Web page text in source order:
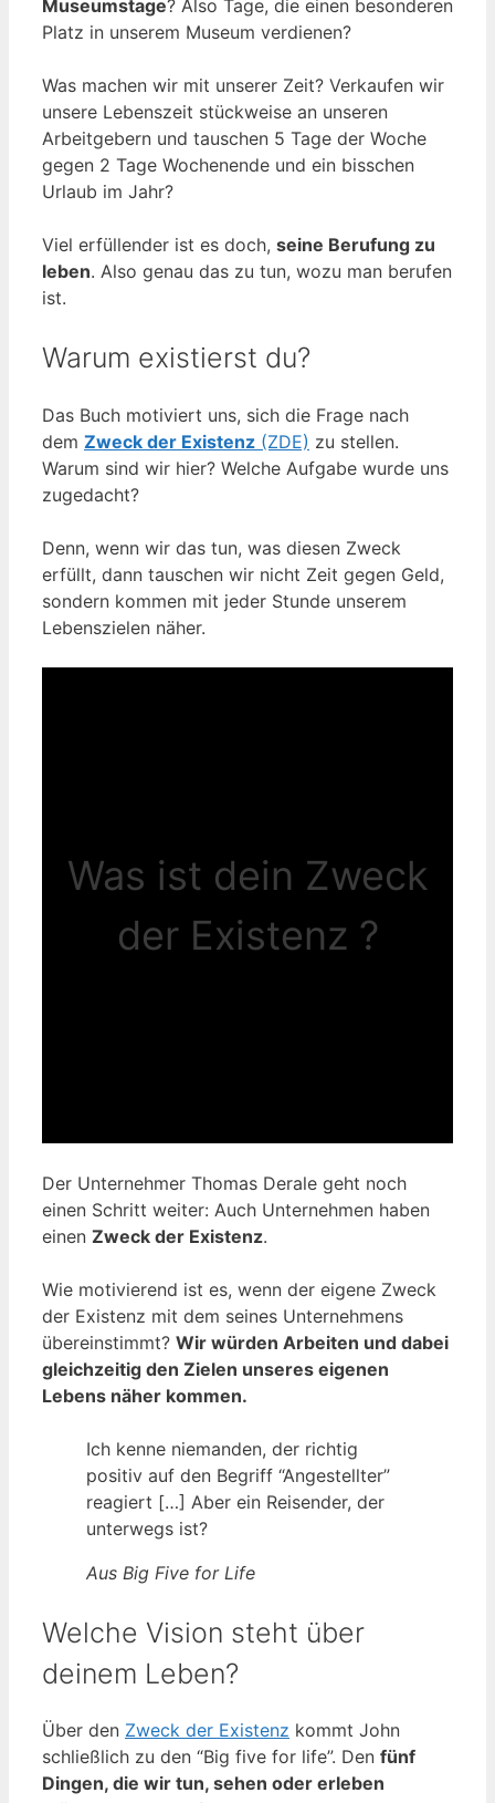
Museumstage? Also Tage, die einen besonderen
Platz in unserem Museum verdienen?
Was machen wir mit unserer Zeit? Verkaufen wir
unsere Lebenszeit stückweise an unseren
Arbeitgebern und tauschen 5 Tage der Woche
gegen 2 Tage Wochenende und ein bisschen
Urlaub im Jahr?
Viel erfüllender ist es doch, seine Berufung zu
leben. Also genau das zu tun, wozu man berufen
ist.
Warum existierst du?
Das Buch motiviert uns, sich die Frage nach
dem Zweck der Existenz (ZDE) zu stellen.
Warum sind wir hier? Welche Aufgabe wurde uns
zugedacht?
Denn, wenn wir das tun, was diesen Zweck
erfüllt, dann tauschen wir nicht Zeit gegen Geld,
sondern kommen mit jeder Stunde unserem
Lebenszielen näher.
Was ist dein Zweck
der Existenz ?
Der Unternehmer Thomas Derale geht noch
einen Schritt weiter: Auch Unternehmen haben
einen Zweck der Existenz.
Wie motivierend ist es, wenn der eigene Zweck
der Existenz mit dem seines Unternehmens
übereinstimmt? Wir würden Arbeiten und dabei
gleichzeitig den Zielen unseres eigenen
Lebens näher kommen.
Ich kenne niemanden, der richtig
positiv auf den Begriff “Angestellter”
reagiert […] Aber ein Reisender, der
unterwegs ist?
Aus Big Five for Life
Welche Vision steht über
deinem Leben?
Über den Zweck der Existenz kommt John
schließlich zu den “Big five for life”. Den fünf
Dingen, die wir tun, sehen oder erleben